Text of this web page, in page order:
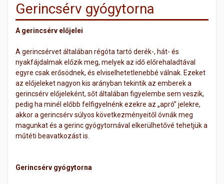
Gerincsérv gyógytorna
A gerincsérv előjelei
A gerincsérvet általában régóta tartó derék-, hát- és
nyakfájdalmak előzik meg, melyek az idő előrehaladtával
egyre csak erősödnek, és elviselhetetlenebbé válnak. Ezeket
az előjeleket nagyon kis arányban tekintik az emberek a
gerincsérv előjeleként, sőt általában figyelembe sem veszik,
pedig ha minél előbb felfigyelnénk ezekre az „apró” jelekre,
akkor a gerincsérv súlyos következményeitől óvnák meg
magunkat és a gerinc gyógytornával elkerülhetővé tehetjük a
műtéti beavatkozást is.
Gerincsérv gyógytorna